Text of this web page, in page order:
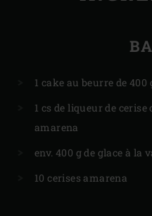
1 cake au beurre de 400
1 cs de liqueur de
amarena
env. 400 g de glace à la
10 cerises amarena